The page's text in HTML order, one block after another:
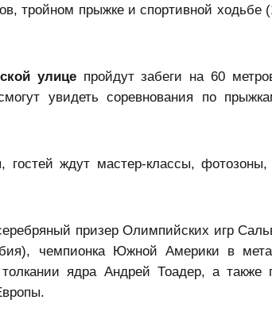
тройном прыжке и спортивной
улицепройдут забеги на 60
увидеть соревнования по
ждут мастер‑классы,
призер Олимпийских игр
чемпионка Южной Америки в
ядра Андрей Тоадер, а также